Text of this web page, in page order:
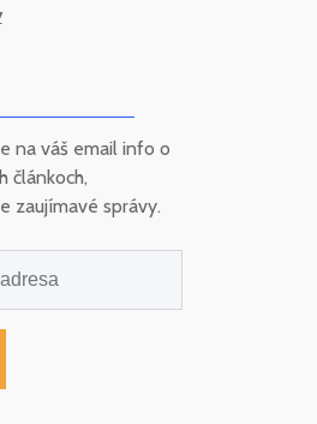
na váš email info o
článkoch,
zaujímavé správy.